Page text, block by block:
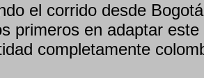
el corrido desde
primeros en adaptar
completamente